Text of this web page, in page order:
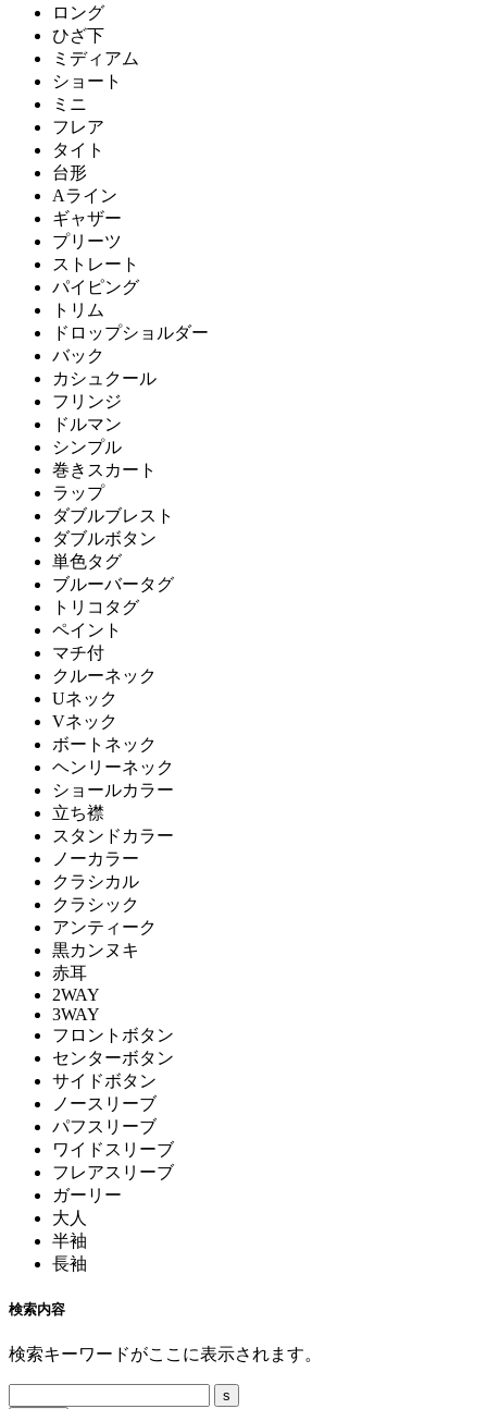
ロング
ひざ下
ミディアム
ショート
ミニ
フレア
タイト
台形
Aライン
ギャザー
プリーツ
ストレート
パイピング
トリム
ドロップショルダー
バック
カシュクール
フリンジ
ドルマン
シンプル
巻きスカート
ラップ
ダブルブレスト
ダブルボタン
単色タグ
ブルーバータグ
トリコタグ
ペイント
マチ付
クルーネック
Uネック
Vネック
ボートネック
ヘンリーネック
ショールカラー
立ち襟
スタンドカラー
ノーカラー
クラシカル
クラシック
アンティーク
黒カンヌキ
赤耳
2WAY
3WAY
フロントボタン
センターボタン
サイドボタン
ノースリーブ
パフスリーブ
ワイドスリーブ
フレアスリーブ
ガーリー
大人
半袖
長袖
検索内容
検索キーワードがここに表示されます。